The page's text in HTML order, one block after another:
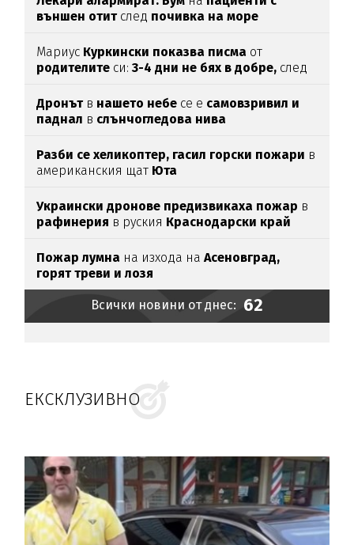
външен отитслед почивка на море
Мариус Куркински показва писма от
родителите си:3-4 дни не бях в добре, след
Дронътв нашето небе се е самовзривил и
паднал в слънчогледова нива
Разби се хеликоптер, гасил горски пожари в
американския щат Юта
Украински дронове предизвикаха пожар в
рафинерия в руския Краснодарски край
Пожар лумна на изхода наАсеновград,
горят треви и лозя
Всички новини от днес: 62
ЕКСКЛУЗИВНО